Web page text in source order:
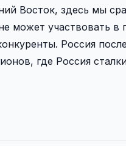
Восток, здесь мы
может участвовать
Россия
где Россия